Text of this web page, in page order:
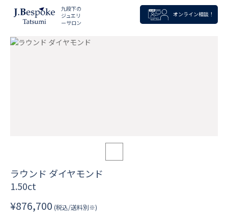
九段下の
ジュエリ
ーサロン
オンライン相談！
ラウンド ダイヤモンド
1.50ct
¥876,700 (税込/送料別※)